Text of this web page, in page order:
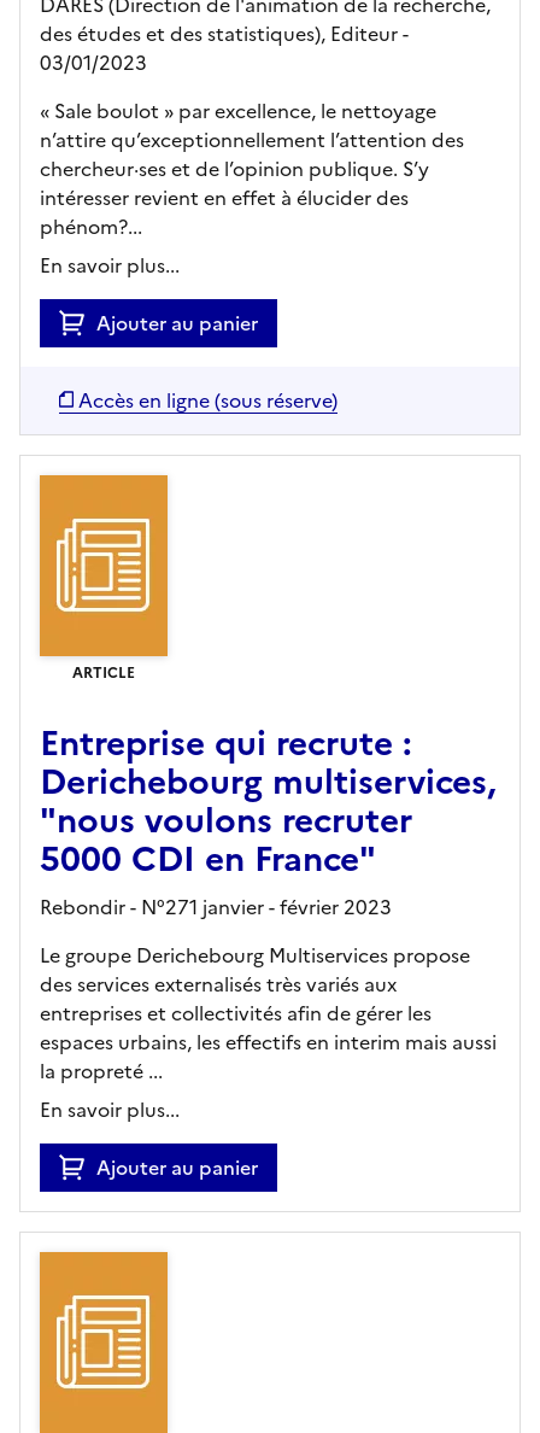
des études et des statistiques), Editeur-
03/01/2023
« Sale boulot » par excellence, le nettoyage
n’attire qu’exceptionnellement l’attention des
chercheur·ses et de l’opinion publique. S’y
intéresser revient en effet à élucider des
phénom?...
En savoir plus...
Ajouter au panier
Accès en ligne (sous réserve)
ARTICLE
Entreprise qui recrute :
Derichebourg multiservices,
"nous voulons recruter
5000 CDI en France"
Rebondir - N°271 janvier - février 2023
Le groupe Derichebourg Multiservices propose
des services externalisés très variés aux
entreprises et collectivités afin de gérer les
espaces urbains, les effectifs en interim mais aussi
la propreté ...
En savoir plus...
Ajouter au panier